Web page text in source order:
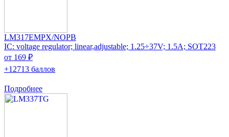
LM317EMPX/NOPB
IC: voltage regulator; linear,adjustable; 1.25÷37V; 1.5A; SOT223
от 169 ₽
+12713 баллов
Подробнее